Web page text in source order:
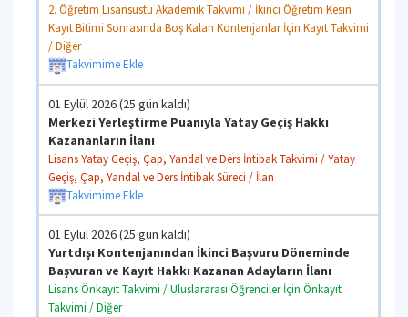
2. Öğretim Lisansüstü Akademik Takvimi / İkinci Öğretim Kesin
Kayıt Bitimi Sonrasında Boş Kalan Kontenjanlar İçin Kayıt Takvimi
/ Diğer
Takvimime Ekle
01 Eylül 2026 (25 gün kaldı)
Merkezi Yerleştirme Puanıyla Yatay Geçiş Hakkı
Kazananların İlanı
Lisans Yatay Geçiş, Çap, Yandal ve Ders İntibak Takvimi / Yatay
Geçiş, Çap, Yandal ve Ders İntibak Süreci / İlan
Takvimime Ekle
01 Eylül 2026 (25 gün kaldı)
Yurtdışı Kontenjanından İkinci Başvuru Döneminde
Başvuran ve Kayıt Hakkı Kazanan Adayların İlanı
Lisans Önkayıt Takvimi / Uluslararası Öğrenciler İçin Önkayıt
Takvimi / Diğer